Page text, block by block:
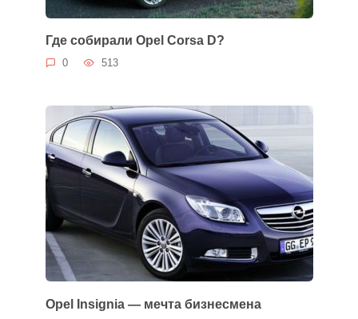
Где собирали Opel Corsa D?
0 513
Opel Insignia — мечта бизнесмена